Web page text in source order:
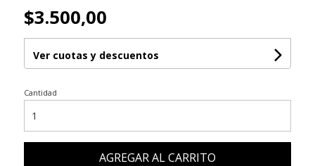
$3.500,00
Ver cuotas y descuentos
Cantidad
AGREGAR AL CARRITO